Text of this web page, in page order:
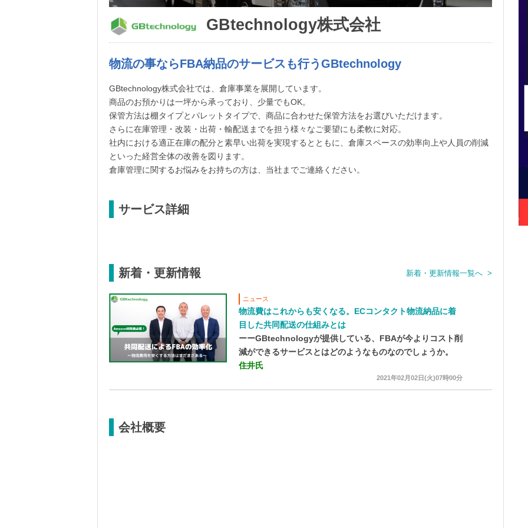
GBtechnology株式会社
物流の事ならFBA納品のサービスも行うGBtechnology
GBtechnology株式会社では、倉庫事業を展開しています。
商品のお預かりは一坪から承っており、少量でもOK。
保管方法は棚タイプとパレットタイプで、商品に合わせた保管方法をお選びいただけます。
さらに在庫管理・改装・出荷・輸配送までを担う様々なご要望にも柔軟に対応。
社内における適正在庫の配分と素早い出荷を実現するとともに、倉庫スペースの効率向上や人員の削減
といった経営全体の改善を図ります。
倉庫管理に関するお悩みをお持ちの方は、当社までご連絡ください。
サービス詳細
新着・更新情報 新着・更新情報一覧へ >
ニュース
物流費はこれからも安くなる。ECコンタクト物流納品に着
目した共同配送の仕組みとは
ーーGBtechnologyが提供している、FBAが今よりコスト削
減ができるサービスとはどのようなものなのでしょうか。
住井氏
2021年02月02日(火)07時00分
会社概要